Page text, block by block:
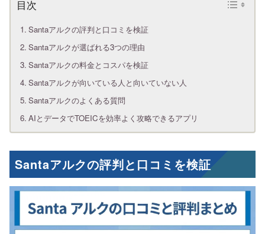
Santaアルクの評判と口コミを検証
Santaアルクが選ばれる3つの理由
Santaアルクの料金とコスパを検証
Santaアルクが向いている人と向いていない人
Santaアルクのよくある質問
AIとデータでTOEICを効率よく攻略できるアプリ
Santaアルクの評判と口コミを検証